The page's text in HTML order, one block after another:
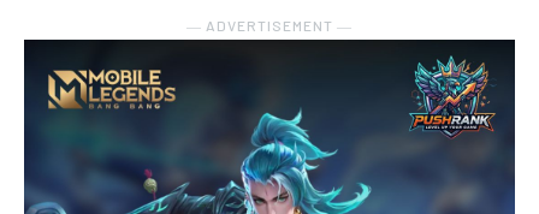
― ADVERTISEMENT ―